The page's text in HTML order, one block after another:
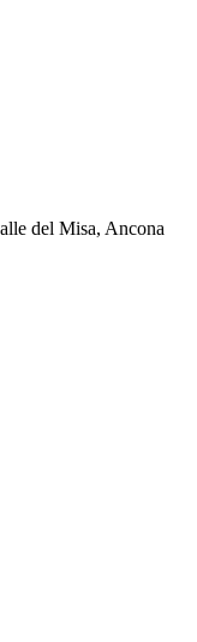
del Misa, Ancona